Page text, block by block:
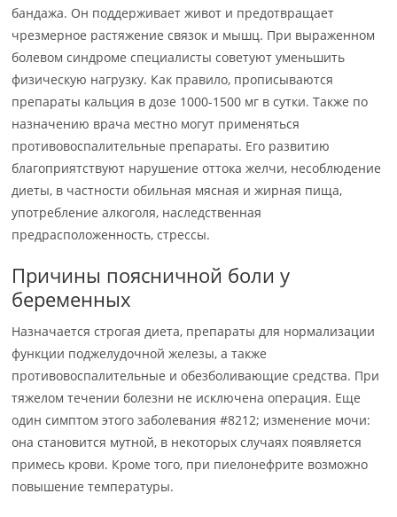
бандажа. Он поддерживает живот и предотвращает
чрезмерное растяжение связок и мышц. При выраженном
болевом синдроме специалисты советуют уменьшить
физическую нагрузку. Как правило, прописываются
препараты кальция в дозе 1000-1500 мг в сутки. Также по
назначению врача местно могут применяться
противовоспалительные препараты. Его развитию
благоприятствуют нарушение оттока желчи, несоблюдение
диеты, в частности обильная мясная и жирная пища,
употребление алкоголя, наследственная
предрасположенность, стрессы.
Причины поясничной боли у
беременных
Назначается строгая диета, препараты для нормализации
функции поджелудочной железы, а также
противовоспалительные и обезболивающие средства. При
тяжелом течении болезни не исключена операция. Еще
один симптом этого заболевания #8212; изменение мочи:
она становится мутной, в некоторых случаях появляется
примесь крови. Кроме того, при пиелонефрите возможно
повышение температуры.